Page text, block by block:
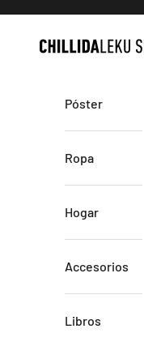
Chillida Leku
Póster
Ropa
Hogar
Accesorios
Libros